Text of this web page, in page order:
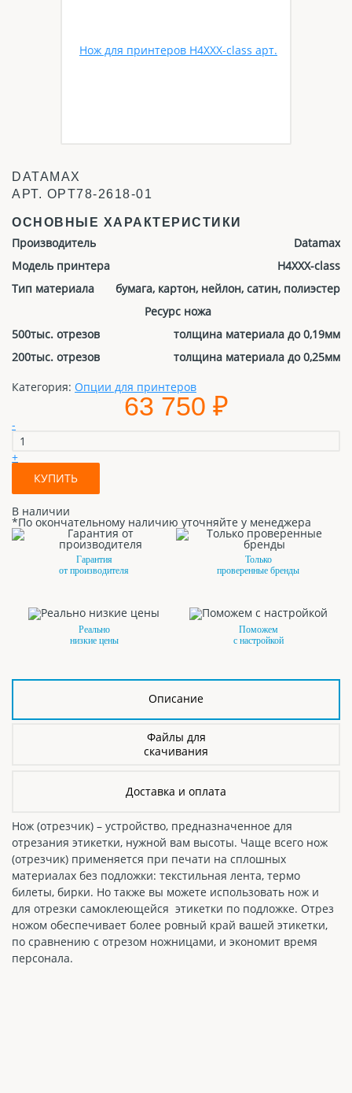
DATAMAX
АРТ. OPT78-2618-01
ОСНОВНЫЕ ХАРАКТЕРИСТИКИ
Производитель
Datamax
Модель принтера
H4XXX-class
Тип материала
бумага, картон, нейлон, сатин, полиэстер
Ресурс ножа
500тыс. отрезов
толщина материала до 0,19мм
200тыс. отрезов
толщина материала до 0,25мм
Категория: Опции для принтеров
63 750 ₽
-
+
КУПИТЬ
В наличии
*По окончательному наличию уточняйте у менеджера
Гарантия
от производителя
Только
проверенные бренды
Реально
низкие цены
Поможем
с настройкой
Описание
Файлы для
скачивания
Доставка и оплата
Нож (отрезчик) – устройство, предназначенное для
отрезания этикетки, нужной вам высоты. Чаще всего нож
(отрезчик) применяется при печати на сплошных
материалах без подложки: текстильная лента, термо
билеты, бирки. Но также вы можете использовать нож и
для отрезки самоклеющейся этикетки по подложке. Отрез
ножом обеспечивает более ровный край вашей этикетки,
по сравнению с отрезом ножницами, и экономит время
персонала.